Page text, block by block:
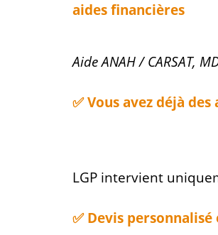
aides financières
Aide ANAH / CARSAT,
✅Vous avez déjà des
LGP intervient
✅ Devis